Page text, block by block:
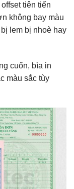
tiên tiến
không bay màu
lem bị nhoè hay
cuốn, bìa in
màu sắc tùy